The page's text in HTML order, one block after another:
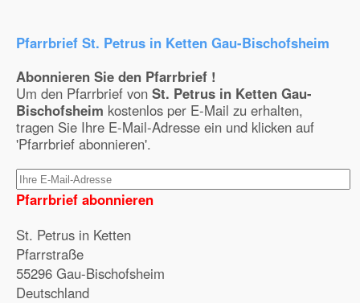
Pfarrbrief St. Petrus in Ketten Gau-Bischofsheim
Abonnieren Sie den Pfarrbrief !
Um den Pfarrbrief von St. Petrus in Ketten Gau-
Bischofsheim kostenlos per E-Mail zu erhalten,
tragen Sie Ihre E-Mail-Adresse ein und klicken auf
'Pfarrbrief abonnieren'.
Pfarrbrief abonnieren
St. Petrus in Ketten
Pfarrstraße
55296 Gau-Bischofsheim
Deutschland